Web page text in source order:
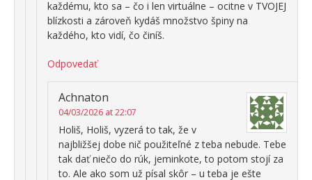
každému, kto sa – čo i len virtuálne – ocitne v TVOJEJ
blízkosti a zároveň kydáš množstvo špiny na
každého, kto vidí, čo činíš.
Odpovedať
Achnaton
04/03/2026 at 22:07
Holiš, Holiš, vyzerá to tak, že v
najbližšej dobe nič použiteľné z teba nebude. Tebe
tak dať niečo do rúk, jeminkote, to potom stojí za
to. Ale ako som už písal skôr – u teba je ešte